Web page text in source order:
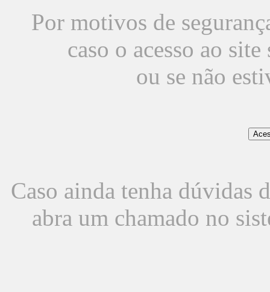
Por motivos de
caso o acesso ao
ou se não
Caso ainda tenha dúvidas
abra um chamado no